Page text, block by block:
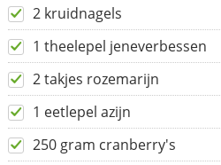
2 kruidnagels
1 theelepel jeneverbessen
2 takjes rozemarijn
1 eetlepel azijn
250 gram cranberry's